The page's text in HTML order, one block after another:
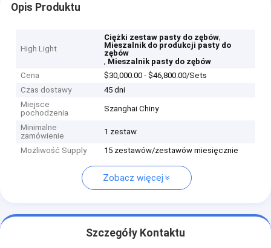
Opis Produktu
High Light
Ciężki zestaw pasty do zębów,
Mieszalnik do produkcji pasty do
zębów
, Mieszalnik pasty do zębów
Cena
$30,000.00 - $46,800.00/Sets
Czas dostawy
45 dni
Miejsce
pochodzenia
Szanghai Chiny
Minimalne
zamówienie
1 zestaw
Możliwość Supply 15 zestawów/zestawów miesięcznie
Zobacz więcej
Szczegóły Kontaktu